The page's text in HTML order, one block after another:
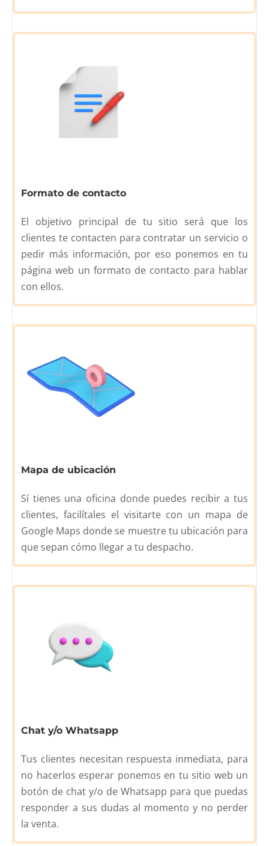
Formato de contacto
El objetivo principal de tu sitio será que los
clientes te contacten para contratar un servicio o
pedir más información, por eso ponemos en tu
página web un formato de contacto para hablar
con ellos.
Mapa de ubicación
Sí tienes una oficina donde puedes recibir a tus
clientes, facilítales el visitarte con un mapa de
Google Maps donde se muestre tu ubicación para
que sepan cómo llegar a tu despacho.
Chat y/o Whatsapp
Tus clientes necesitan respuesta inmediata, para
no hacerlos esperar ponemos en tu sitio web un
botón de chat y/o de Whatsapp para que puedas
responder a sus dudas al momento y no perder
la venta.